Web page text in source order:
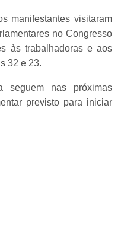
manifestantes visitaram
no Congresso
às trabalhadoras e aos
32 e 23.
seguem nas próximas
previsto para iniciar